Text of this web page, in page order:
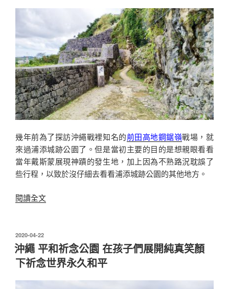
可
愛
達
磨
像
與
迷
版
千
本
鳥
首
支
詣
り〉
幾年前為了探訪沖繩戰裡知名的前田高地鋼鋸嶺戰場，就
來過浦添城跡公園了。但是當初主要的目的是想親眼看看
當年戴斯蒙展現神蹟的發生地，加上因為不熟路況耽誤了
些行程，以致於沒仔細去看看浦添城跡公園的其他地方。
閱讀全文〈沖
城
跡
極
樂
發
佈
於
2020-04-22
沖繩 平和祈念公園 在孩子們展開純真笑顏
下祈念世界永久和平